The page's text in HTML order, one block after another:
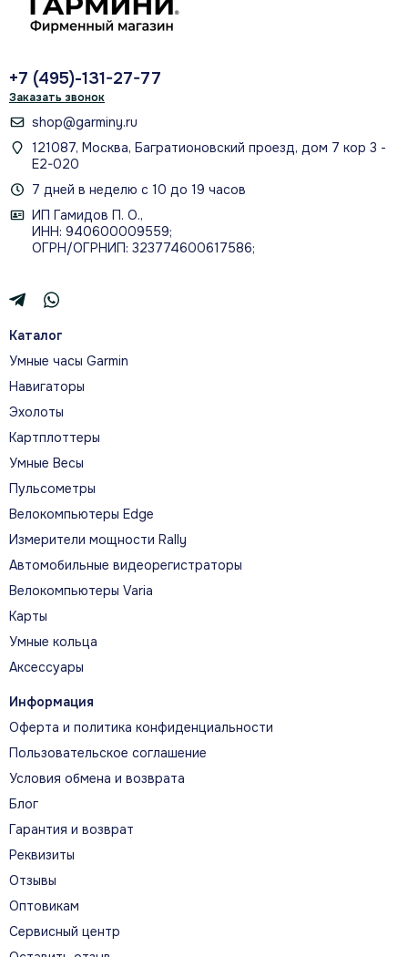
+7 (495)-131-27-77
Заказать звонок
shop@garminy.ru
121087, Москва, Багратионовский проезд, дом 7 кор 3 -
Е2-020
7 дней в неделю с 10 до 19 часов
ИП Гамидов П. О.,
ИНН: 940600009559;
ОГРН/ОГРНИП: 323774600617586;
Каталог
Умные часы Garmin
Навигаторы
Эхолоты
Картплоттеры
Умные Весы
Пульсометры
Велокомпьютеры Edge
Измерители мощности Rally
Автомобильные видеорегистраторы
Велокомпьютеры Varia
Карты
Умные кольца
Аксессуары
Информация
Оферта и политика конфиденциальности
Пользовательское соглашение
Условия обмена и возврата
Блог
Гарантия и возврат
Реквизиты
Отзывы
Оптовикам
Сервисный центр